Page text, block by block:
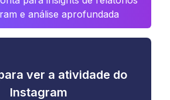
e análise aprofundada
ver a atividade do
Instagram